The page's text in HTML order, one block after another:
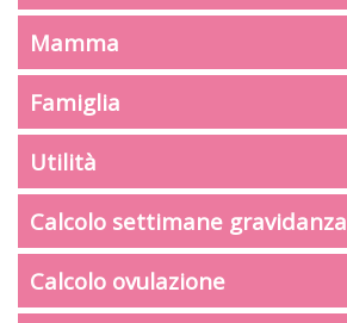
Mamma
Famiglia
Utilità
Calcolo settimane gravidanza
Calcolo ovulazione